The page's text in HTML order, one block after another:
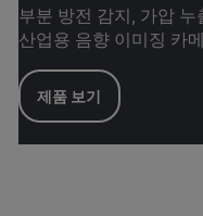
부분 방전 감지, 가압
산업용 음향 이미징 카
제품 보기